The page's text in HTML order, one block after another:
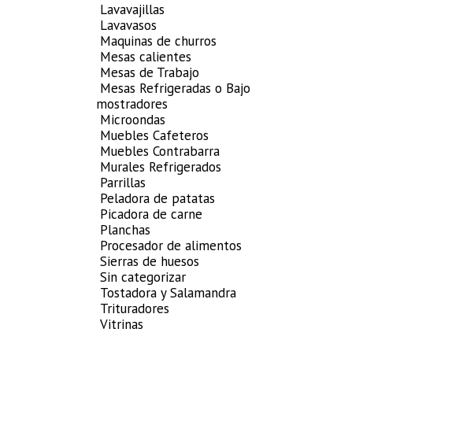
Lavavajillas
Lavavasos
Maquinas de churros
Mesas calientes
Mesas de Trabajo
Mesas Refrigeradas o Bajo
mostradores
Microondas
Muebles Cafeteros
Muebles Contrabarra
Murales Refrigerados
Parrillas
Peladora de patatas
Picadora de carne
Planchas
Procesador de alimentos
Sierras de huesos
Sin categorizar
Tostadora y Salamandra
Trituradores
Vitrinas